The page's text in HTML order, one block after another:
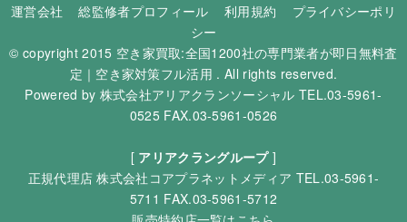
運営会社 総監修者プロフィール 利用規約
プライバシーポリ
シー
© copyright 2015 空き家買取:全国1200社の専門業者が即日無料査
定｜空き家対策フル活用 . All rights reserved.
Powered by 株式会社アリアクランソーシャル TEL.03-5961-
0525 FAX.03-5961-0526
[ アリアクラングループ]
正規代理店株式会社コアプラネットメディア TEL.03-5961-
5711 FAX.03-5961-5712